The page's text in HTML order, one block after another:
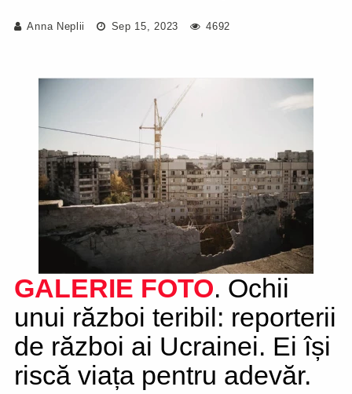
Anna Neplii Sep 15, 2023 4692
GALERIE FOTO. Ochii
unui război teribil: reporterii
de război ai Ucrainei. Ei își
riscă viața pentru adevăr.